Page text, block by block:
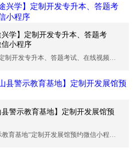
学】定制开发专升本、答题考
小程序
制开发专升本、答题考试、在线视频课
警示教育基地】定制开发展馆预
育基地”定制开发展馆预约微信小程